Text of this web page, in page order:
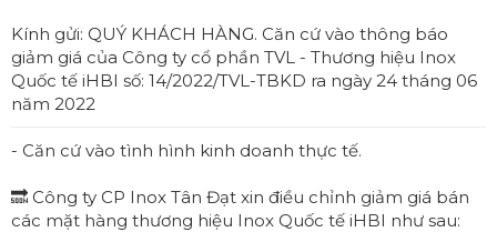
Kính gửi: QUÝ KHÁCH HÀNG. Căn cứ vào thông báo
giảm giá của Công ty cổ phần TVL - Thương hiệu Inox
Quốc tế iHBI số: 14/2022/TVL-TBKD ra ngày 24 tháng 06
năm 2022
- Căn cứ vào tình hình kinh doanh thực tế.
🔜 Công ty CP Inox Tân Đạt xin điều chỉnh giảm giá bán
các mặt hàng thương hiệu Inox Quốc tế iHBI như sau: